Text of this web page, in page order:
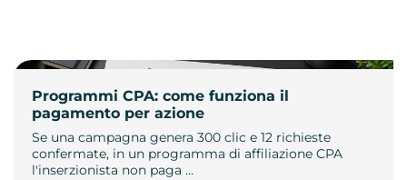
Programmi CPA: come funziona il
pagamento per azione
Se una campagna genera 300 clic e 12 richieste
confermate, in un programma di affiliazione CPA
l'inserzionista non paga …